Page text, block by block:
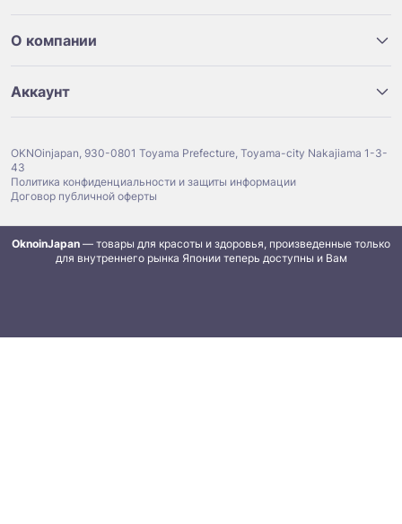
О компании
Аккаунт
OKNOinjapan, 930-0801 Toyama Prefecture, Toyama-city Nakajiama 1-3-
43
Политика конфиденциальности и защиты информации
Договор публичной оферты
OknoinJapan — товары для красоты и здоровья, произведенные только
для внутреннего рынка Японии теперь доступны и Вам